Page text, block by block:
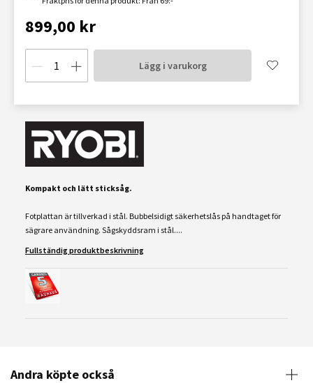
899,00 kr
Lägg i varukorg
Kompakt och lätt sticksåg.
Fotplattan är tillverkad i stål. Bubbelsidigt säkerhetslås på handtaget för
sägrare användning. Sågskyddsram i stål....
Fullständig produktbeskrivning
Andra köpte också